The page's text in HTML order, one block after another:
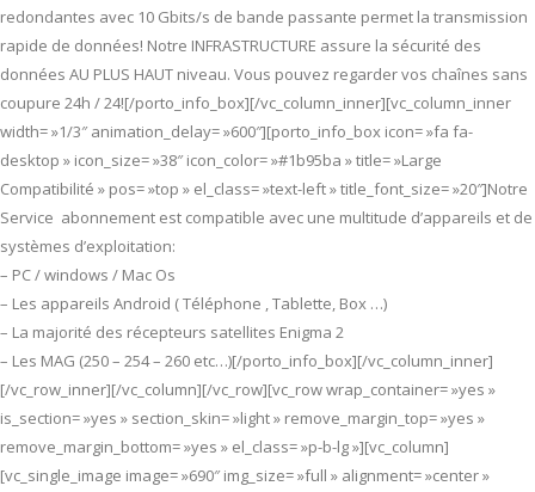
redondantes avec 10 Gbits/s de bande passante permet la transmission
rapide de données! Notre INFRASTRUCTURE assure la sécurité des
données AU PLUS HAUT niveau. Vous pouvez regarder vos chaînes sans
coupure 24h / 24![/porto_info_box][/vc_column_inner][vc_column_inner
width= »1/3″ animation_delay= »600″][porto_info_box icon= »fa fa-
desktop » icon_size= »38″ icon_color= »#1b95ba » title= »Large
Compatibilité » pos= »top » el_class= »text-left » title_font_size= »20″]Notre
Service abonnement est compatible avec une multitude d’appareils et de
systèmes d’exploitation:
– PC / windows / Mac Os
– Les appareils Android ( Téléphone , Tablette, Box …)
– La majorité des récepteurs satellites Enigma 2
– Les MAG (250 – 254 – 260 etc…)[/porto_info_box][/vc_column_inner]
[/vc_row_inner][/vc_column][/vc_row][vc_row wrap_container= »yes »
is_section= »yes » section_skin= »light » remove_margin_top= »yes »
remove_margin_bottom= »yes » el_class= »p-b-lg »][vc_column]
[vc_single_image image= »690″ img_size= »full » alignment= »center »